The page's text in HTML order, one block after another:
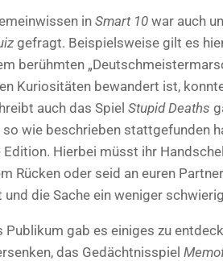
in Smart 10 war auch
gefragt. Beispielsweise gilt es
berühmten
Kuriositäten bewandert ist,
auch das Spiel Stupid Deaths
wie beschrieben stattgefunden
Hierbei müsst ihr
Rücken oder seid an euren
die Sache ein weniger
Publikum gab es einiges zu
das Gedächtnisspiel